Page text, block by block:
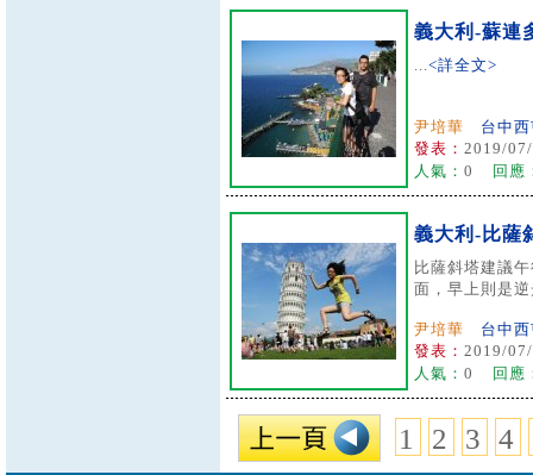
義大利-蘇連
...<詳全文>
尹培華
台中
發表： 2019/
人氣： 0 回應
義大利-比薩
比薩斜塔建議
面，早上則是
尹培華
台中
發表： 2019/
人氣： 0 回應
1 2 3 4